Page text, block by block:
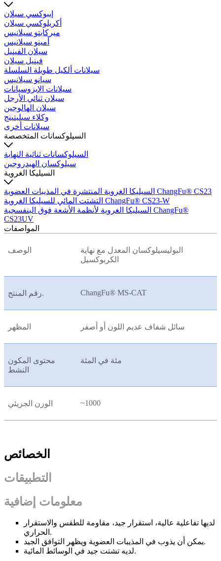
إيبوكسي سيلان
أكريلوكسي سيلان
ميركابتو سيلانيس
أمينو سيلانيس
سيلان الفينيل
فينيل سيلان
سيلانات ألكيل طويلة السلسلة
سيانو سيلانيس
سيلانات الإيزوسيانات
سيلان ثنائي الأرجل
سيلان الهالوجين
وكلاء سيليتينج
سيلانات أخرى
السيلوكسانات المتخصصة
السيلوكسانات ثنائية النهاية
سيلوكسان الهيدروجين
السيليكا الغروية
السيليكا الغروية المنتشرة في المذيبات العضوية ChangFu® CS23
التشتت المائي للسيليكا الغروية ChangFu® CS23-W
السيليكا الغروية لأنظمة الأشعة فوق البنفسجية ChangFu®
CS23UV
المواصفات
الوصف
البوليسيلوكسان المعدل مع نهاية
الكربوكسيل
رقم المنتج. ChangFu® MS-CAT
المظهر سائل شفاف عديم اللون أو أصفر
محتوى المكون
النشط
مئة في المئة
الوزن الجزيئي ~1000
الخصائص
التطبيقات
معلومات إضافية
لديها تفاعلية عالية، استقرار جيد، مقاومة للطقس والاستقرار
الحراري.
يمكن أن يذوب في المذيبات العضوية ويظهر التوافق الجيد.
لديه تشتت جيد في الوسائط المائية.